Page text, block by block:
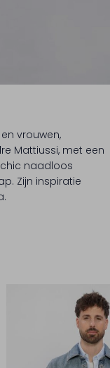
vrouwen,
Mattiussi, met een
naadloos
Zijn inspiratie